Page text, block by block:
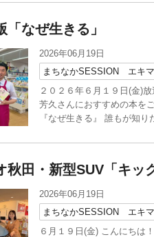
「なぜ生きる」
2026年06月19日
まちなかSESSION エキ
２０２６年６月１９日(金)
芳久さんにおすすめの本を
『なぜ生きる』 誰もが知り
秋田・新型SUV「キッ
2026年06月19日
まちなかSESSION エキ
６月１９日(金) こんにちは